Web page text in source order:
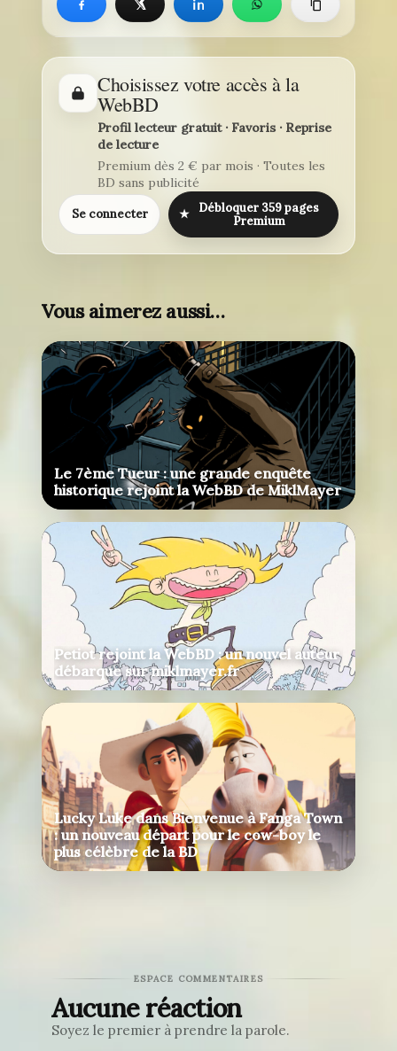
Choisissez votre accès à la
WebBD
Profil lecteur gratuit · Favoris · Reprise
de lecture
Premium dès 2 € par mois · Toutes les
BD sans publicité
Se connecter ★
Débloquer 359 pages
Premium
Vous aimerez aussi…
Le 7ème Tueur : une grande enquête
historique rejoint la WebBD de MiklMayer
Petiot rejoint la WebBD : un nouvel auteur
débarque sur miklmayer.fr
Lucky Luke dans Bienvenue à Fanga Town
: un nouveau départ pour le cow-boy le
plus célèbre de la BD
ESPACE COMMENTAIRES
Aucune réaction
Soyez le premier à prendre la parole.